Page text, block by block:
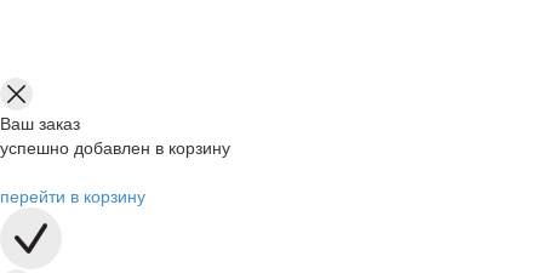
Ваш заказ
успешно добавлен в корзину
перейти в корзину